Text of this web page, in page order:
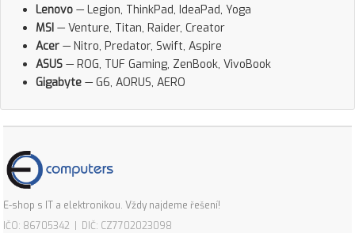
Lenovo — Legion, ThinkPad, IdeaPad, Yoga
MSI — Venture, Titan, Raider, Creator
Acer — Nitro, Predator, Swift, Aspire
ASUS — ROG, TUF Gaming, ZenBook, VivoBook
Gigabyte — G6, AORUS, AERO
E-shop s IT a elektronikou. Vždy najdeme řešení!
IČO: 86705342 | DIČ: CZ7702023098